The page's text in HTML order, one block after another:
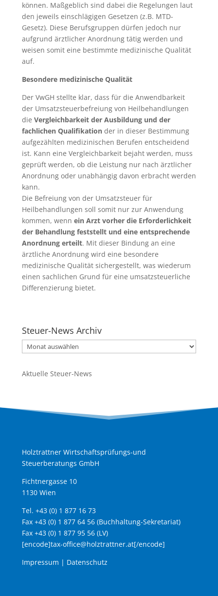
können. Maßgeblich sind dabei die Regelungen laut
den jeweils einschlägigen Gesetzen (z.B. MTD-
Gesetz). Diese Berufsgruppen dürfen jedoch nur
aufgrund ärztlicher Anordnung tätig werden und
weisen somit eine bestimmte medizinische Qualität
auf.
Besondere medizinische Qualität
Der VwGH stellte klar, dass für die Anwendbarkeit
der Umsatzsteuerbefreiung von Heilbehandlungen
die Vergleichbarkeit der Ausbildung und der
fachlichen Qualifikationder in dieser Bestimmung
aufgezählten medizinischen Berufen entscheidend
ist. Kann eine Vergleichbarkeit bejaht werden, muss
geprüft werden, ob die Leistung nur nach ärztlicher
Anordnung oder unabhängig davon erbracht werden
kann.
Die Befreiung von der Umsatzsteuer für
Heilbehandlungen soll somit nur zur Anwendung
kommen, wenn ein Arzt vorher die Erforderlichkeit
der Behandlung feststellt und eine entsprechende
Anordnung erteilt. Mit dieser Bindung an eine
ärztliche Anordnung wird eine besondere
medizinische Qualität sichergestellt, was wiederum
einen sachlichen Grund für eine umsatzsteuerliche
Differenzierung bietet.
Steuer-News Archiv
Aktuelle Steuer-News
Holztrattner Wirtschaftsprüfungs-und
Steuerberatungs GmbH
Fichtnergasse 10
1130 Wien
Tel. +43 (0) 1 877 16 73
Fax +43 (0) 1 877 64 56 (Buchhaltung-Sekretariat)
Fax +43 (0) 1 877 95 56 (LV)
[encode]tax-office@holztrattner.at[/encode]
Impressum | Datenschutz